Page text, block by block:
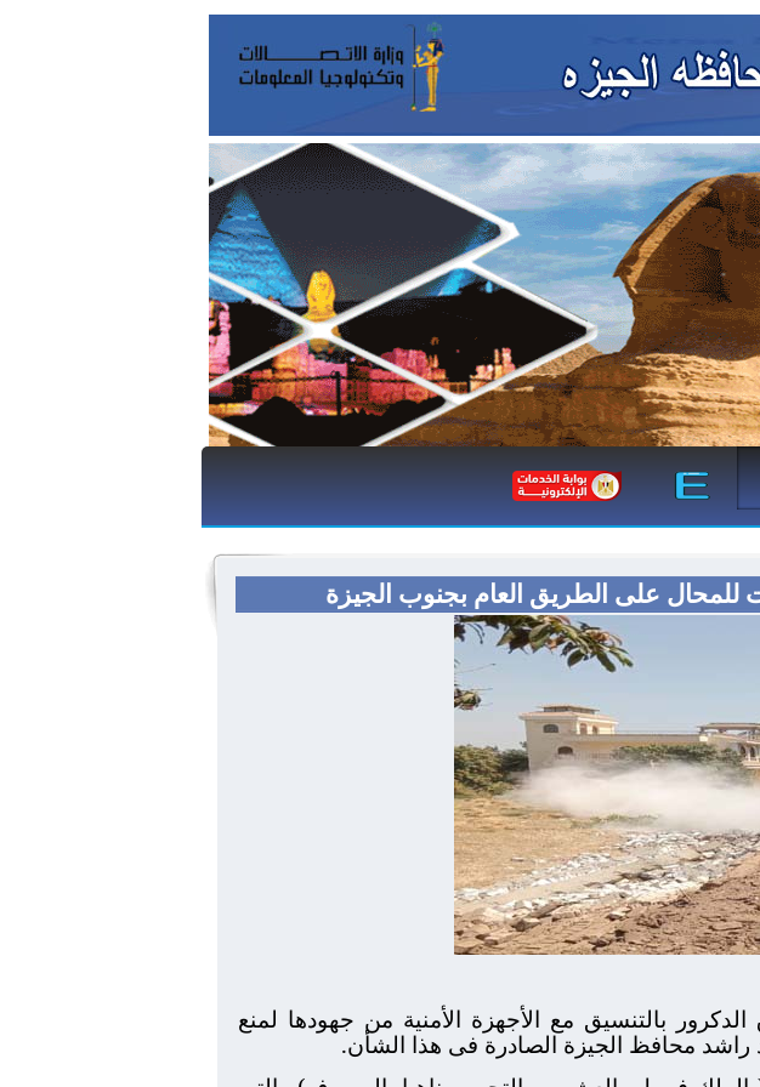
للمحال على الطريق العام بجنوب الجيزة
بالتنسيق مع الأجهزة الأمنية من جهودها لمنع
راشد محافظ الجيزة الصادرة فى هذا الشأن.